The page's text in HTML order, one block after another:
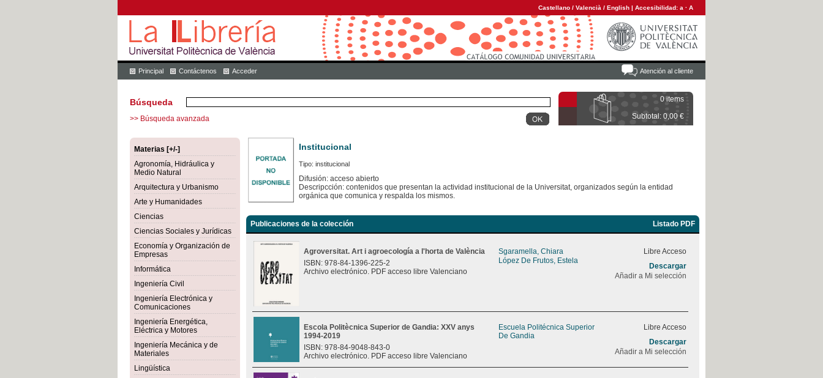
Castellano / Valencià / English | Accesibilidad: a · A
Atención al cliente
Principal Contáctenos Acceder
0 items
Subtotal: 0,00 €
Búsqueda
>> Búsqueda avanzada
Materias [+/-]
Agronomía, Hidráulica y
Medio Natural
Arquitectura y Urbanismo
Arte y Humanidades
Ciencias
Ciencias Sociales y Jurídicas
Economía y Organización de
Empresas
Informática
Ingeniería Civil
Ingeniería Electrónica y
Comunicaciones
Ingeniería Energética,
Eléctrica y Motores
Ingeniería Mecánica y de
Materiales
Lingüística
Institucional
Tipo: institucional
Difusión: acceso abierto
Descripcción: contenidos que presentan la actividad institucional de la Universitat, organizados según la entidad
orgánica que comunica y respalda los mismos.
Publicaciones de la colección Listado PDF
Agroversitat. Art i agroecología a l'horta de València
ISBN: 978-84-1396-225-2
Archivo electrónico. PDF acceso libre Valenciano
Sgaramella, Chiara
López De Frutos, Estela
Libre Acceso
Descargar
Añadir a Mi selección
Escola Politècnica Superior de Gandia: XXV anys
1994-2019
ISBN: 978-84-9048-843-0
Archivo electrónico. PDF acceso libre Valenciano
Escuela Politécnica Superior
De Gandia
Libre Acceso
Descargar
Añadir a Mi selección